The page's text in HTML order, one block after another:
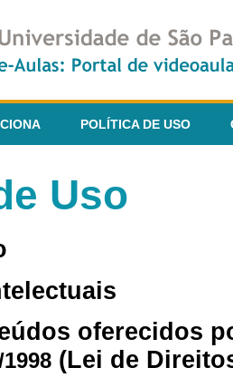
POLÍTICA DE USO
Uso
oferecidos
(Lei de